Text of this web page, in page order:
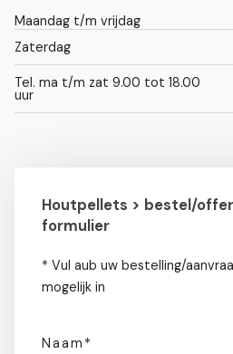
Maandag t/m vrijdag
Zaterdag
Tel. ma t/m zat 9.00 tot 18.00
uur
Houtpellets > bestel/
formulier
* Vul aub uw bestelling/
mogelijk in
Naam*